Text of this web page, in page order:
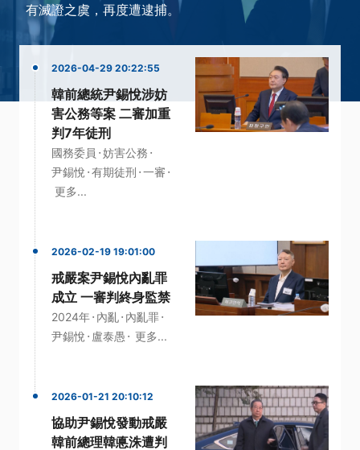
有滅證之虞，再度遭逮捕。
2026-04-29 20:22:55
韓前總統尹錫悅涉妨
害公務等案 二審加重
判7年徒刑
國務委員 ·妨害公務 ·
尹錫悅 ·有期徒刑 ·一審 ·
更多...
2026-02-19 19:01:00
戒嚴案尹錫悅內亂罪
成立 一審判終身監禁
2024年· 內亂· 內亂罪·
尹錫悅 · 盧泰愚 · 更多...
2026-01-21 20:10:12
協助尹錫悅發動戒嚴
韓前總理韓悳洙遭判